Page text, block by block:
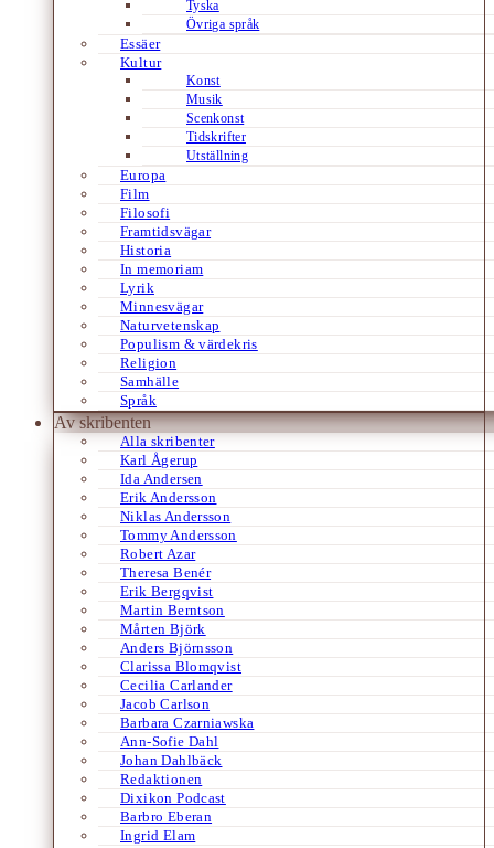
Tyska
Övriga språk
Essäer
Kultur
Konst
Musik
Scenkonst
Tidskrifter
Utställning
Europa
Film
Filosofi
Framtidsvägar
Historia
In memoriam
Lyrik
Minnesvägar
Naturvetenskap
Populism & värdekris
Religion
Samhälle
Språk
Av skribenten
Alla skribenter
Karl Ågerup
Ida Andersen
Erik Andersson
Niklas Andersson
Tommy Andersson
Robert Azar
Theresa Benér
Erik Bergqvist
Martin Berntson
Mårten Björk
Anders Björnsson
Clarissa Blomqvist
Cecilia Carlander
Jacob Carlson
Barbara Czarniawska
Ann-Sofie Dahl
Johan Dahlbäck
Redaktionen
Dixikon Podcast
Barbro Eberan
Ingrid Elam